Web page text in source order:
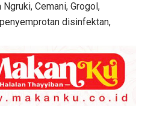
Cemani, Grogol,
disinfektan,